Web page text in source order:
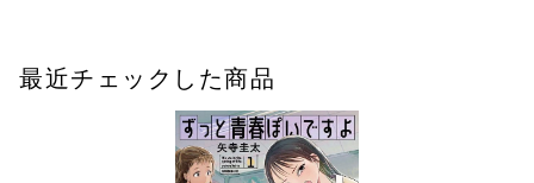
最近チェックした商品